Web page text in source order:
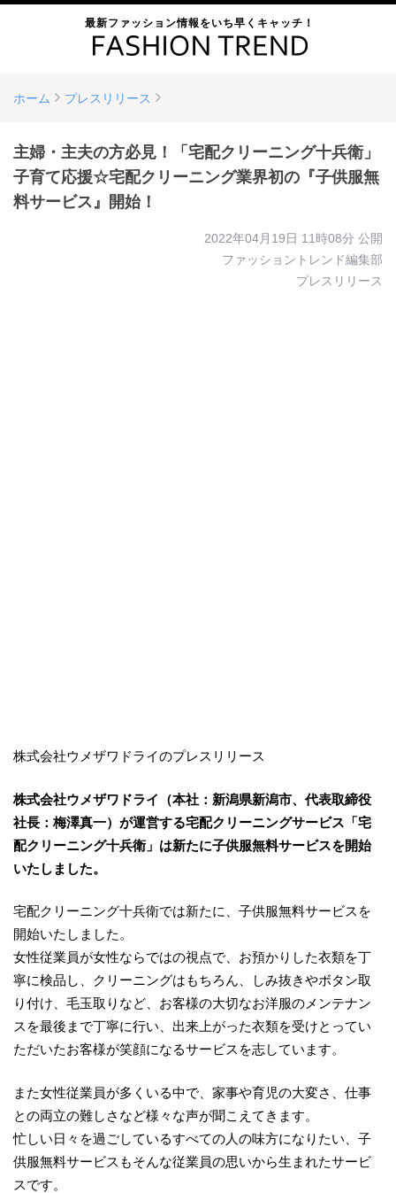
最新ファッション情報をいち早くキャッチ！
ホーム プレスリリース
主婦・主夫の方必見！「宅配クリーニング十兵衛」
子育て応援☆宅配クリーニング業界初の『子供服無
料サービス』開始！
2022年04月19日 11時08分 公開
ファッショントレンド編集部
プレスリリース
株式会社ウメザワドライのプレスリリース
株式会社ウメザワドライ（本社：新潟県新潟市、代表取締役
社長：梅澤真一）が運営する宅配クリーニングサービス「宅
配クリーニング十兵衛」は新たに子供服無料サービスを開始
いたしました。
宅配クリーニング十兵衛では新たに、子供服無料サービスを
開始いたしました。
女性従業員が女性ならではの視点で、お預かりした衣類を丁
寧に検品し、クリーニングはもちろん、しみ抜きやボタン取
り付け、毛玉取りなど、お客様の大切なお洋服のメンテナン
スを最後まで丁寧に行い、出来上がった衣類を受けとってい
ただいたお客様が笑顔になるサービスを志しています。
また女性従業員が多くいる中で、家事や育児の大変さ、仕事
との両立の難しさなど様々な声が聞こえてきます。
忙しい日々を過ごしているすべての人の味方になりたい、子
供服無料サービスもそんな従業員の思いから生まれたサービ
スです。